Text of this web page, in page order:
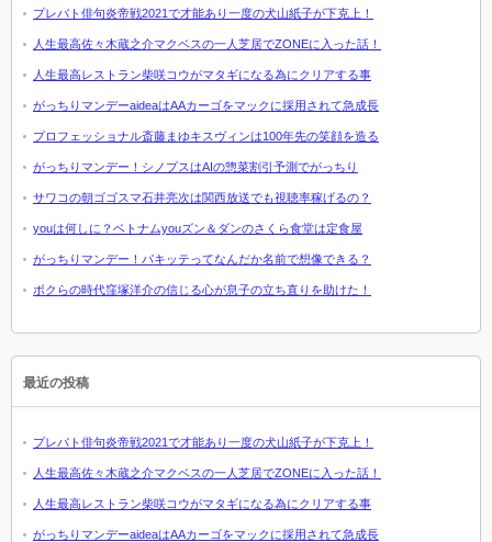
プレバト俳句炎帝戦2021で才能あり一度の犬山紙子が下克上！
人生最高佐々木蔵之介マクベスの一人芝居でZONEに入った話！
人生最高レストラン柴咲コウがマタギになる為にクリアする事
がっちりマンデーaideaはAAカーゴをマックに採用されて急成長
プロフェッショナル斎藤まゆキスヴィンは100年先の笑顔を造る
がっちりマンデー！シノプスはAIの惣菜割引予測でがっちり
サワコの朝ゴゴスマ石井亮次は関西放送でも視聴率稼げるの？
youは何しに？ベトナムyouズン＆ダンのさくら食堂は定食屋
がっちりマンデー！パキッテってなんだか名前で想像できる？
ボクらの時代窪塚洋介の信じる心が息子の立ち直りを助けた！
最近の投稿
プレバト俳句炎帝戦2021で才能あり一度の犬山紙子が下克上！
人生最高佐々木蔵之介マクベスの一人芝居でZONEに入った話！
人生最高レストラン柴咲コウがマタギになる為にクリアする事
がっちりマンデーaideaはAAカーゴをマックに採用されて急成長